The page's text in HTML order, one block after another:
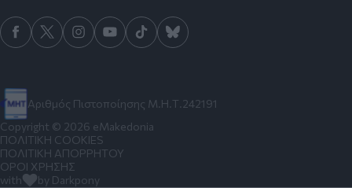
Αριθμός Πιστοποίησης Μ.Η.Τ.242191
Copyright © 2026 eMakedonia
ΠΟΛΙΤΙΚΗ COOKIES
ΠΟΛΙΤΙΚΗ ΑΠΟΡΡΗΤΟΥ
ΟΡΟΙ ΧΡΗΣΗΣ
with
by Darkpony